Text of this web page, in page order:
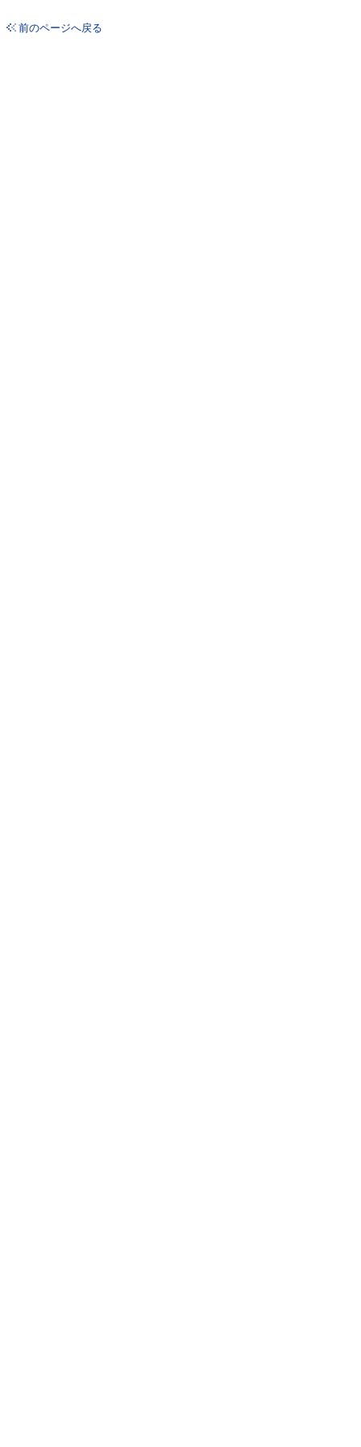
前のページへ戻る